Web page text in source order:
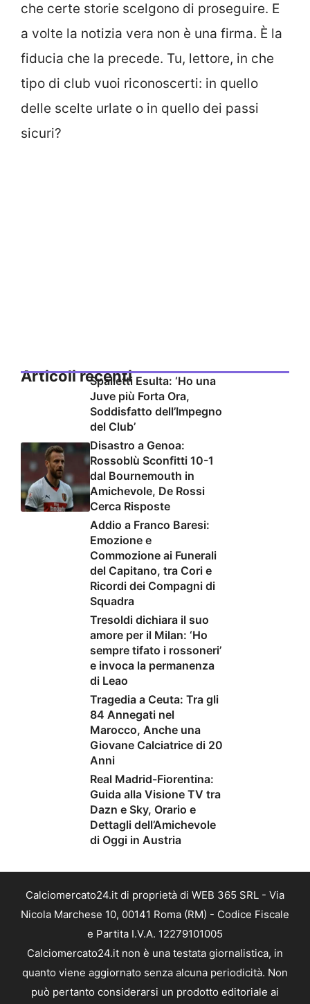
che certe storie scelgono di proseguire. E
a volte la notizia vera non è una firma. È la
fiducia che la precede. Tu, lettore, in che
tipo di club vuoi riconoscerti: in quello
delle scelte urlate o in quello dei passi
sicuri?
Articoli recentiSpalletti Esulta: ‘Ho una
Juve più Forta Ora,
Soddisfatto dell’Impegno
del Club’
Disastro a Genoa:
Rossoblù Sconfitti 10-1
dal Bournemouth in
Amichevole, De Rossi
Cerca Risposte
Addio a Franco Baresi:
Emozione e
Commozione ai Funerali
del Capitano, tra Cori e
Ricordi dei Compagni di
Squadra
Tresoldi dichiara il suo
amore per il Milan: ‘Ho
sempre tifato i rossoneri’
e invoca la permanenza
di Leao
Tragedia a Ceuta: Tra gli
84 Annegati nel
Marocco, Anche una
Giovane Calciatrice di 20
Anni
Real Madrid-Fiorentina:
Guida alla Visione TV tra
Dazn e Sky, Orario e
Dettagli dell’Amichevole
di Oggi in Austria
Calciomercato24.it di proprietà di WEB 365 SRL - Via
Nicola Marchese 10, 00141 Roma (RM) - Codice Fiscale
e Partita I.V.A. 12279101005
Calciomercato24.it non è una testata giornalistica, in
quanto viene aggiornato senza alcuna periodicità. Non
può pertanto considerarsi un prodotto editoriale ai